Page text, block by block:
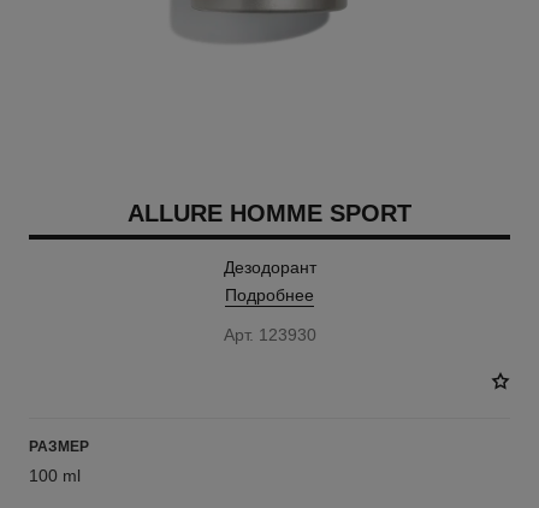
ALLURE HOMME SPORT
Дезодорант
Подробнее
Арт. 123930
РАЗМЕР
100 ml